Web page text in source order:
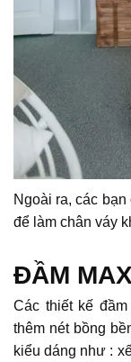
Ngoài ra, các
để làm chân váy
ĐẦM
Các thiết kế đầm
thêm nét bồng
kiểu dáng như :